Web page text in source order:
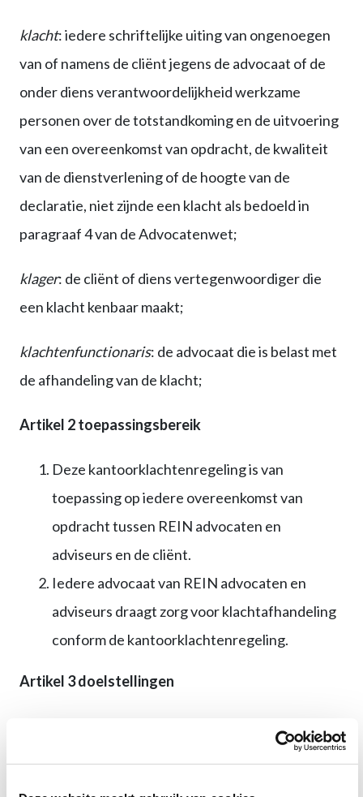
klacht: iedere schriftelijke uiting van ongenoegen
van of namens de cliënt jegens de advocaat of de
onder diens verantwoordelijkheid werkzame
personen over de totstandkoming en de uitvoering
van een overeenkomst van opdracht, de kwaliteit
van de dienstverlening of de hoogte van de
declaratie, niet zijnde een klacht als bedoeld in
paragraaf 4 van de Advocatenwet;
klager: de cliënt of diens vertegenwoordiger die
een klacht kenbaar maakt;
klachtenfunctionaris: de advocaat die is belast met
de afhandeling van de klacht;
Artikel 2 toepassingsbereik
Deze kantoorklachtenregeling is van
toepassing op iedere overeenkomst van
opdracht tussen REIN advocaten en
adviseurs en de cliënt.
Iedere advocaat van REIN advocaten en
adviseurs draagt zorg voor klachtafhandeling
conform de kantoorklachtenregeling.
Artikel 3 doelstellingen
het vastleggen van een procedure om